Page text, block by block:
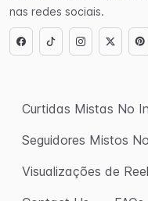
nas redes sociais.
Curtidas Mistas No
Seguidores Mistos
Visualizações de